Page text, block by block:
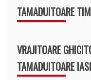
TAMADUITOARE
VRAJITOARE
TAMADUITOARE IASI